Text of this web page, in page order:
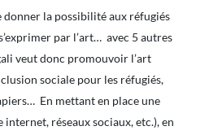
donner la possibilité aux réfugiés
par l’art… avec 5 autres
veut donc promouvoir l’art
sociale pour les réfugiés,
En mettant en place une
réseaux sociaux, etc.), en